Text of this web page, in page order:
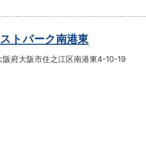
ストパーク南港東
阪府大阪市住之江区南港東4-10-19